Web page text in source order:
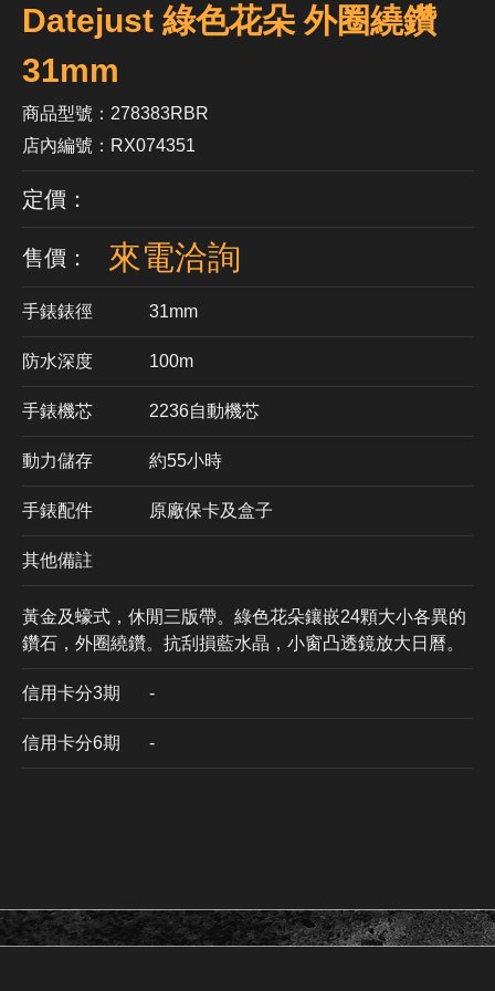
Datejust 綠色花朵 外圈繞鑽
31mm
商品型號：278383RBR
店內編號：RX074351
定價：
售價： 來電洽詢
手錶錶徑 31mm
防水深度 100m
手錶機芯 ​2236自動機芯
動力儲存 約55小時
手錶配件 原廠保卡及盒子
其他備註
黃金及蠔式，休閒三版帶。綠色花朵鑲嵌24顆大小各異的
鑽石，外圈繞鑽。抗刮損藍水晶，小窗凸透鏡放大日曆。
信用卡分3期 ​-
信用卡分6期 -